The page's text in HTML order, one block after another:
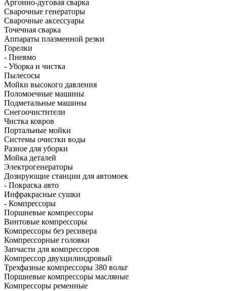
Аргонно-дуговая сварка
Сварочные генераторы
Сварочные аксессуары
Точечная сварка
Аппараты плазменной резки
Горелки
- Пневмо
- Уборка и чистка
Пылесосы
Мойки высокого давления
Поломоечные машины
Подметальные машины
Снегоочистители
Чистка ковров
Портальные мойки
Системы очистки воды
Разное для уборки
Мойка деталей
Электрогенераторы
Дозирующие станции для автомоек
- Покраска авто
Инфракрасные сушки
- Компрессоры
Поршневые компрессоры
Винтовые компрессоры
Компрессоры без ресивера
Компрессорные головки
Запчасти для компрессоров
Компрессор двухцилиндровый
Трехфазные компрессоры 380 вольт
Поршневые компрессоры масляные
Компрессоры ременные